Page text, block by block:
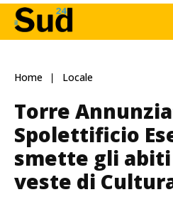
Home Locale
Torre
Spolettificio
smette gli
veste di